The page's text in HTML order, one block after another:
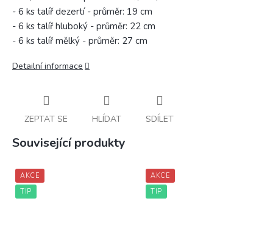
- 6 ks talíř dezertí - průměr: 19 cm
- 6 ks talíř hluboký - průměr: 22 cm
- 6 ks talíř mělký - průměr: 27 cm
Detailní informace
ZEPTAT SE HLÍDAT SDÍLET
Související produkty
AKCE
TIP
AKCE
TIP